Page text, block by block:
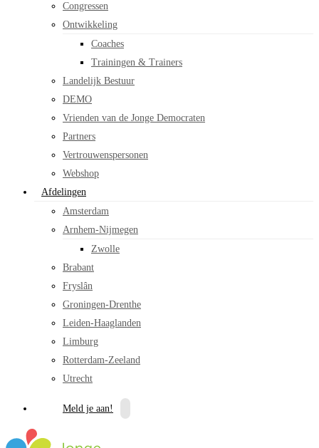
Congressen
Ontwikkeling
Coaches
Trainingen & Trainers
Landelijk Bestuur
DEMO
Vrienden van de Jonge Democraten
Partners
Vertrouwenspersonen
Webshop
Afdelingen
Amsterdam
Arnhem-Nijmegen
Zwolle
Brabant
Fryslân
Groningen-Drenthe
Leiden-Haaglanden
Limburg
Rotterdam-Zeeland
Utrecht
Meld je aan!